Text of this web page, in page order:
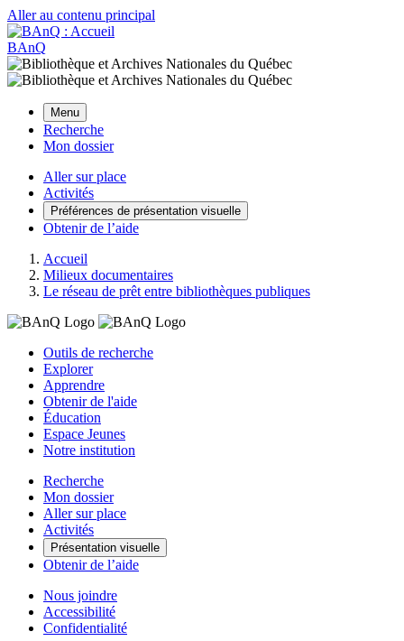
Aller au contenu principal
BAnQ
Menu
Recherche
Mon dossier
Aller sur place
Activités
Préférences de présentation visuelle
Obtenir de l’aide
Accueil
Milieux documentaires
Le réseau de prêt entre bibliothèques publiques
Outils de recherche
Explorer
Apprendre
Obtenir de l'aide
Éducation
Espace Jeunes
Notre institution
Recherche
Mon dossier
Aller sur place
Activités
Présentation visuelle
Obtenir de l’aide
Nous joindre
Accessibilité
Confidentialité